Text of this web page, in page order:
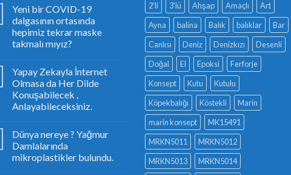
Yeni bir COVID-19
dalgasının ortasında
hepimiz tekrar maske
takmalı mıyız?
Yapay Zekayla İnternet
Olmasa da Her Dilde
Konuşabilecek ,
Anlayabileceksiniz.
Dünya nereye ? Yağmur
Damlalarında
mikroplastikler bulundu.
2'li 3'lü Ahşap Amaçlı
Art
Ayna
balina Balık balıklar
Bar
Canlısı
Deniz Denizkızı
Desenli
Doğal
El Epoksi
Ferforje
Konsept
Kutu
Kutulu
Köpekbalığı
Köstekli
Marin
marin konsept
MK15491
MRKN5011
MRKN5012
MRKN5013
MRKN5014